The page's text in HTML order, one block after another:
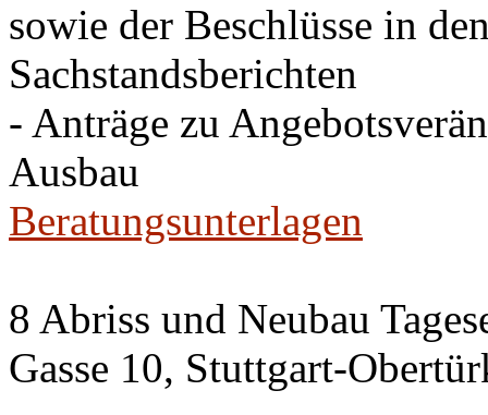
sowie der Beschlüsse in
Sachstandsberichten
- Anträge zu
Ausbau
Beratungsunterlagen
8 Abriss und Neubau
Gasse 10, Stuttgart-